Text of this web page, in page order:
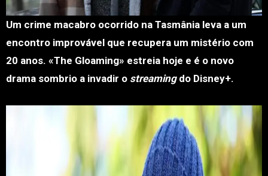
Um crime macabro ocorrido na Tasmânia leva a um
encontro improvável que recupera um mistério com
20 anos. «The Gloaming» estreia hoje e é o novo
drama sombrio a invadir o streamingdo Disney+.